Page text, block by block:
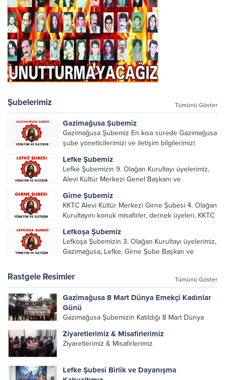
Şubelerimiz Tümünü Göster
Gazimağusa Şubemiz
Gazimağusa Şubemiz En kısa sürede Gazimağusa
şube yöneticilerimizi ve iletişim bilgilerimizi
Lefke Şubemiz
Lefke Şubemizin 9. Olağan Kurultayı üyelerimiz,
Alevi Kültür Merkezi Genel Başkanı ve
katılımı ile gerçekleşti. Önceki dönemde görev
alarak emek veren, katkı koyan cümle canların...
Girne Şubemiz
KKTC Alevi Kültür Merkezi Girne Şubesi 4. Olağan
Kurultayını konuk misafirler, dernek üyeleri, KKTC
yönetim kurulu, şube başkanları ve yönetim
organlarının katılımıyla gerçekleşti....
Lefkoşa Şubemiz
Lefkoşa Şubemizin 3. Olağan Kurultayı üyelerimiz,
Gazimağusa, Lefke, Girne Şube Başkan ve
üyelerinin katılımı ile gerçekleşti. Önceki
dönemde görev alan, emek veren, katkı koyan...
Rastgele Resimler Tümünü Göster
Gazimağusa 8 Mart Dünya Emekçi Kadınlar
Günü
Gazimağusa Şubemizin Katıldığı 8 Mart Dünya
Ziyaretlerimiz & Misafirlerimiz
Ziyaretlerimiz & Misafirlerimiz
Lefke Şubesi Birlik ve Dayanışma